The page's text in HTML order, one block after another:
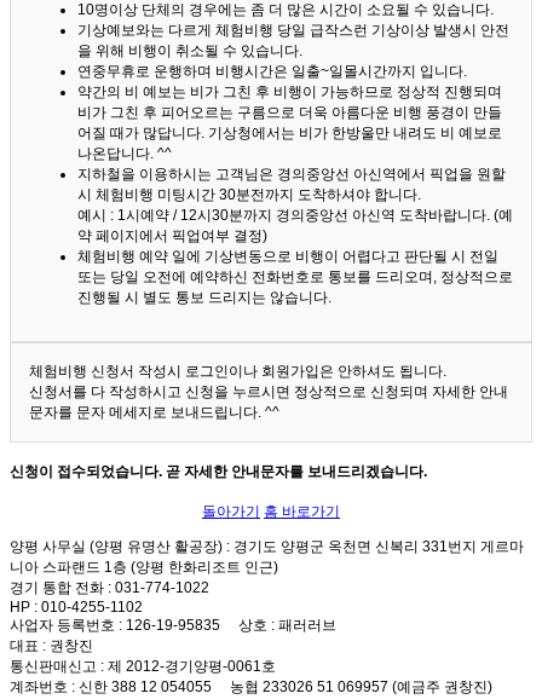
10명이상 단체의 경우에는 좀 더 많은 시간이 소요될 수 있습니다.
기상예보와는 다르게 체험비행 당일 급작스런 기상이상 발생시 안전
을 위해 비행이 취소될 수 있습니다.
연중무휴로 운행하며 비행시간은 일출~일몰시간까지 입니다.
약간의 비 예보는 비가 그친 후 비행이 가능하므로 정상적 진행되며
비가 그친 후 피어오르는 구름으로 더욱 아름다운 비행 풍경이 만들
어질 때가 많답니다. 기상청에서는 비가 한방울만 내려도 비 예보로
나온답니다. ^^
지하철을 이용하시는 고객님은 경의중앙선 아신역에서 픽업을 원할
시 체험비행 미팅시간 30분전까지 도착하셔야 합니다.
예시 : 1시예약 / 12시30분까지 경의중앙선 아신역 도착바랍니다. (예
약 페이지에서 픽업여부 결정)
체험비행 예약 일에 기상변동으로 비행이 어렵다고 판단될 시 전일
또는 당일 오전에 예약하신 전화번호로 통보를 드리오며, 정상적으로
진행될 시 별도 통보 드리지는 않습니다.
체험비행 신청서 작성시 로그인이나 회원가입은 안하셔도 됩니다.
신청서를 다 작성하시고 신청을 누르시면 정상적으로 신청되며 자세한 안내
문자를 문자 메세지로 보내드립니다. ^^
신청이 접수되었습니다. 곧 자세한 안내문자를 보내드리겠습니다.
돌아가기 홈 바로가기
양평 사무실 (양평 유명산 활공장) : 경기도 양평군 옥천면 신복리 331번지 게르마
니아 스파랜드 1층 (양평 한화리조트 인근)
경기 통합 전화 : 031-774-1022
HP : 010-4255-1102
사업자 등록번호 : 126-19-95835 상호 : 패러러브
대표 : 권창진
통신판매신고 : 제 2012-경기양평-0061호
계좌번호 : 신한 388 12 054055 농협 233026 51 069957 (예금주 권창진)